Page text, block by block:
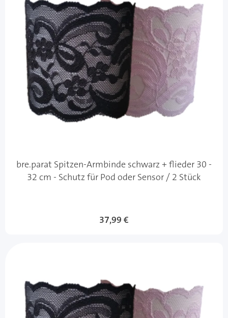
bre.parat Spitzen-Armbinde schwarz + flieder 30 -
32 cm - Schutz für Pod oder Sensor / 2 Stück
37,99 €